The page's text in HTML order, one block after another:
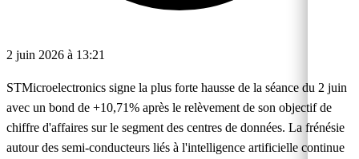
2 juin 2026 à 13:21
STMicroelectronics signe la plus forte hausse de la séance du 2 juin
avec un bond de +10,71% après le relèvement de son objectif de
chiffre d'affaires sur le segment des centres de données. La frénésie
autour des semi-conducteurs liés à l'intelligence artificielle continue